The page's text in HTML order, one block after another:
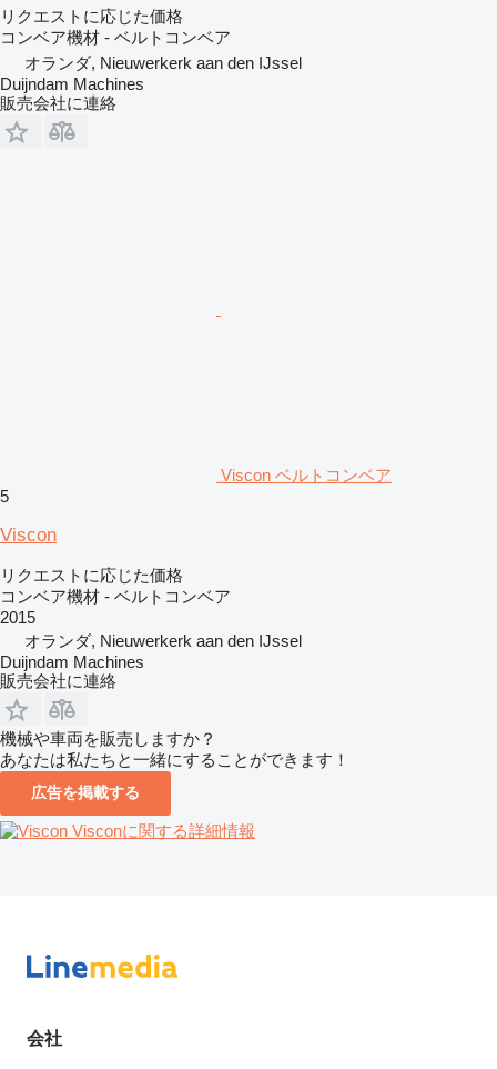
リクエストに応じた価格
コンベア機材 - ベルトコンベア
オランダ, Nieuwerkerk aan den IJssel
Duijndam Machines
販売会社に連絡
Viscon ベルトコンベア
5
Viscon
リクエストに応じた価格
コンベア機材 - ベルトコンベア
2015
オランダ, Nieuwerkerk aan den IJssel
Duijndam Machines
販売会社に連絡
機械や車両を販売しますか？
あなたは私たちと一緒にすることができます！
広告を掲載する
Visconに関する詳細情報
会社